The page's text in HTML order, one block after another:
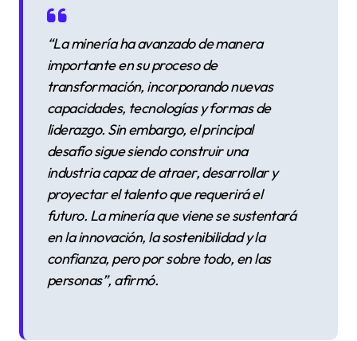
“La minería ha avanzado de manera
importante en su proceso de
transformación, incorporando nuevas
capacidades, tecnologías y formas de
liderazgo. Sin embargo, el principal
desafío sigue siendo construir una
industria capaz de atraer, desarrollar y
proyectar el talento que requerirá el
futuro. La minería que viene se sustentará
en la innovación, la sostenibilidad y la
confianza, pero por sobre todo, en las
personas”, afirmó.